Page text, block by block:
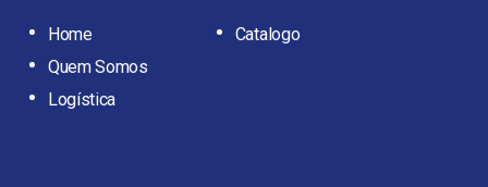
Home
Quem Somos
Logística
Catalogo